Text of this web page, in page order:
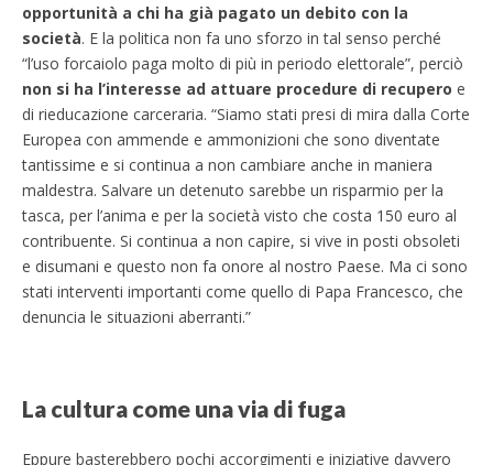
opportunità a chi ha già pagato un debito con la
società. E la politica non fa uno sforzo in tal senso perché
“l’uso forcaiolo paga molto di più in periodo elettorale”, perciò
non si ha l’interesse ad attuare procedure di recupero e
di rieducazione carceraria. “Siamo stati presi di mira dalla Corte
Europea con ammende e ammonizioni che sono diventate
tantissime e si continua a non cambiare anche in maniera
maldestra. Salvare un detenuto sarebbe un risparmio per la
tasca, per l’anima e per la società visto che costa 150 euro al
contribuente. Si continua a non capire, si vive in posti obsoleti
e disumani e questo non fa onore al nostro Paese. Ma ci sono
stati interventi importanti come quello di Papa Francesco, che
denuncia le situazioni aberranti.”
La cultura come una via di fuga
Eppure basterebbero pochi accorgimenti e iniziative davvero